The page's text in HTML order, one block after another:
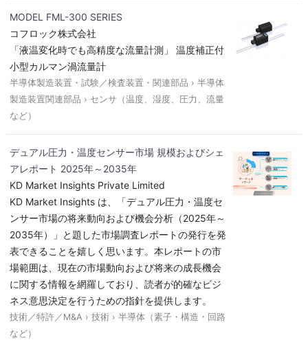
MODEL FML-300 SERIES
コフロック株式会社
「液温変化時でも高精度な流量計測」 温度補正付
小型カルマン渦流量計
半導体製造装置・試験／検査装置・関連部品 › 半導体
製造装置関連部品 › センサ（温度、湿度、圧力、流量
など）
デュアル圧力・温度センサー市場 規模およびシェ
アレポート 2025年～2035年
KD Market Insights Private Limited
KD Market Insights は、「デュアル圧力・温度セ
ンサー市場の将来動向および機会分析（2025年～
2035年）」と題した市場調査レポートの発行を発
表できることを嬉しく思います。本レポートの市
場範囲は、現在の市場動向および将来の成長機会
に関する情報を網羅しており、読者が的確なビジ
ネス意思決定を行うための指針を提供します。
技術／特許／M&A › 技術 › 半導体（素子・構造・回路
など）